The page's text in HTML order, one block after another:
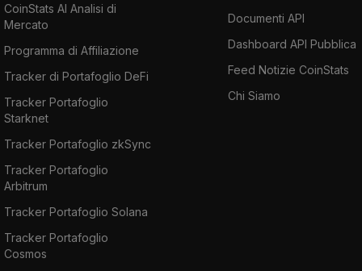
CoinStats AI Analisi di
Mercato
Programma di Affiliazione
Tracker di Portafoglio DeFi
Tracker Portafoglio
Starknet
Tracker Portafoglio zkSync
Tracker Portafoglio
Arbitrum
Tracker Portafoglio Solana
Tracker Portafoglio
Cosmos
Documenti API
Dashboard API Pubblica
Feed Notizie CoinStats
Chi Siamo